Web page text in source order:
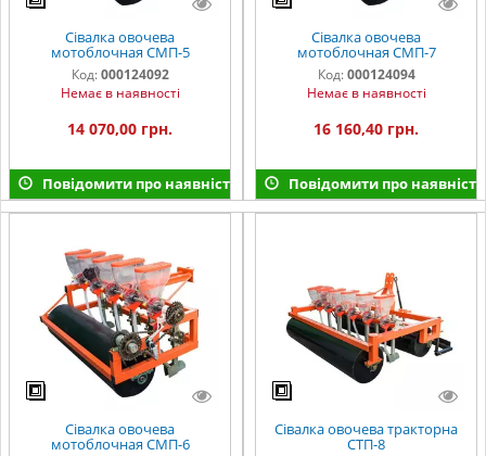
Сівалка овочева
мотоблочная СМП-5
Код: 000124092
Немає в наявності
14 070,00 грн.
Повідомити про наявність
Сівалка овочева
мотоблочная СМП-7
Код: 000124094
Немає в наявності
16 160,40 грн.
Повідомити про наявність
Сівалка овочева
мотоблочная СМП-6
Сівалка овочева тракторна
СТП-8